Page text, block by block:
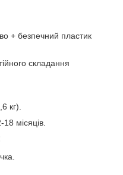
+ безпечний пластик
складання
кг).
18 місяців.